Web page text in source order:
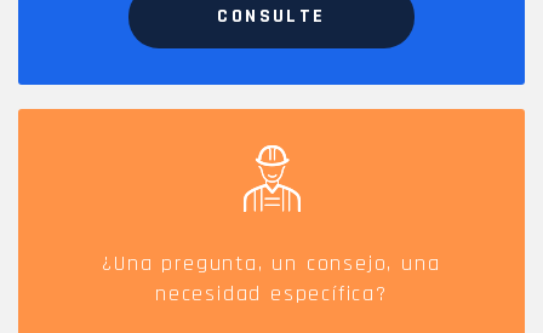
CONSULTE
¿Una pregunta, un consejo, una
necesidad específica?